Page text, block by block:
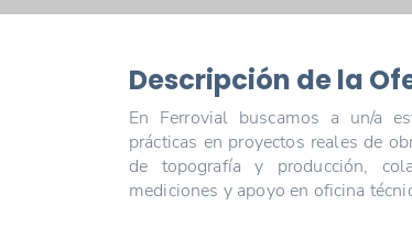
Descripción de la
En Ferrovial buscamos a un/a
prácticas en proyectos reales de
de topografía y producción,
mediciones y apoyo en oficina